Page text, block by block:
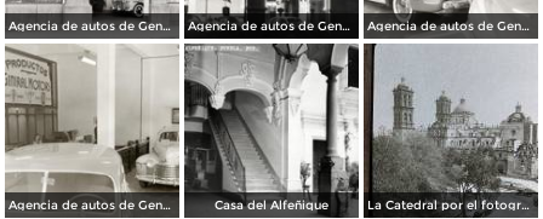
Agencia de autos de General Motors Agencia de autos de General Motors Agencia de autos de General Motors
Agencia de autos de General Motors Casa del Alfeñique La Catedral por el fotografo William H. Rau.